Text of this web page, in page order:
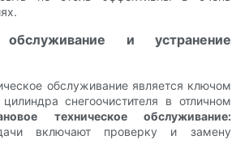
обслуживание и устранение
обслуживание является ключом
снегоочистителя в отличном
техническое обслуживание:
включают проверку и замену